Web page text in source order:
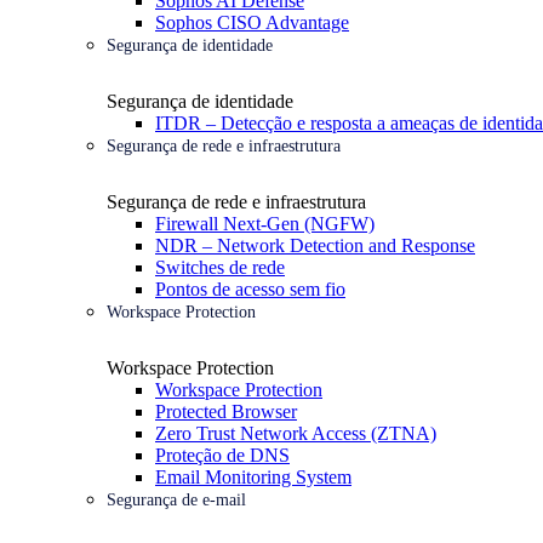
Sophos CISO Advantage
Segurança de identidade
Segurança de identidade
ITDR – Detecção e resposta a ameaças de
Segurança de rede e infraestrutura
Segurança de rede e infraestrutura
Firewall Next-Gen (NGFW)
NDR – Network Detection and Response
Switches de rede
Pontos de acesso sem fio
Workspace Protection
Workspace Protection
Workspace Protection
Protected Browser
Zero Trust Network Access (ZTNA)
Proteção de DNS
Email Monitoring System
Segurança de e-mail